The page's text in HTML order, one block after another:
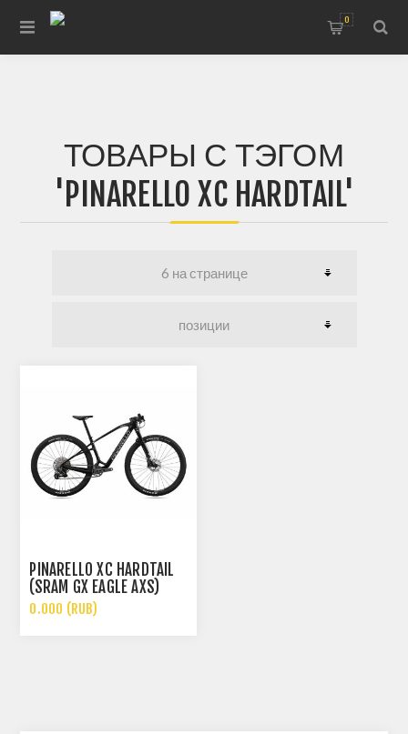
0
ТОВАРЫ С ТЭГОМ
'PINARELLO XC HARDTAIL'
PINARELLO XC HARDTAIL
(SRAM GX EAGLE AXS)
0.000 (RUB)